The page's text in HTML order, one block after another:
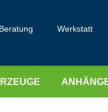
Beratung Werkstatt